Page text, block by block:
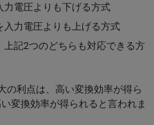
力電圧よりも下げる方式
力電圧よりも上げる方式
記2つのどちらも対応できる方
の利点は、高い変換効率が得ら
変換効率が得られると言われま